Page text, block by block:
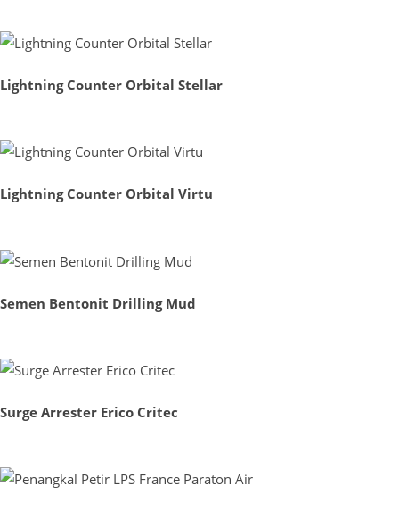
Lightning Counter Orbital Stellar
Lightning Counter Orbital Virtu
Semen Bentonit Drilling Mud
Surge Arrester Erico Critec